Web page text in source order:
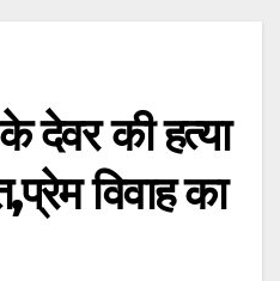
देवर की हत्या
विवाह का